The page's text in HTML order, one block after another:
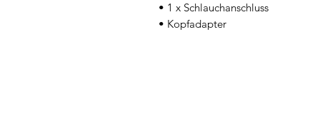
• 1 x Schlauchanschluss
• Kopfadapter